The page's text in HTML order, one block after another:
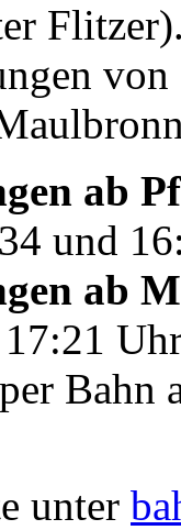
ab
und
ab
Bahn
unter